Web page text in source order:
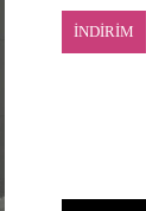
İNDİRİM